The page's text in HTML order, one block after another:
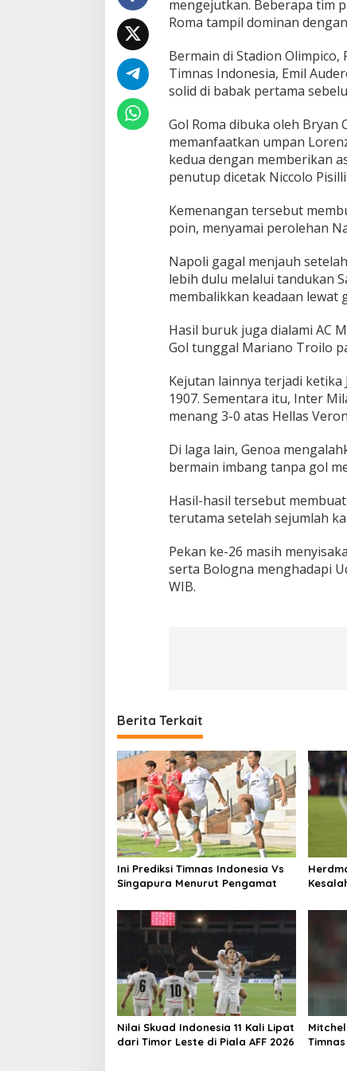
o
N
a
p
o
i
d
a
n
M
l
a
T
e
r
s
n
d
g
mengejutkan. Beberapa tim
Roma tampil dominan
Bermain di Stadion
Timnas Indonesia, Emil
solid di babak pertama
Gol Roma dibuka oleh Bryan
memanfaatkan umpan
kedua dengan memberikan
penutup dicetak Niccolo
Kemenangan tersebut
poin, menyamai perolehan
Napoli gagal menjauh
lebih dulu melalui tandukan
membalikkan keadaan lewat
Hasil buruk juga dialami AC
Gol tunggal Mariano Troilo
Kejutan lainnya terjadi
1907. Sementara itu, Inter
menang 3-0 atas Hellas
Di laga lain, Genoa
bermain imbang tanpa gol
Hasil-hasil tersebut
terutama setelah sejumlah
Pekan ke-26 masih
serta Bologna menghadapi
WIB.
Berita Terkait
Ini Prediksi Timnas Indonesia Vs
Singapura Menurut Pengamat
Nilai Skuad Indonesia 11 Kali Lipat
dari Timor Leste di Piala AFF 2026